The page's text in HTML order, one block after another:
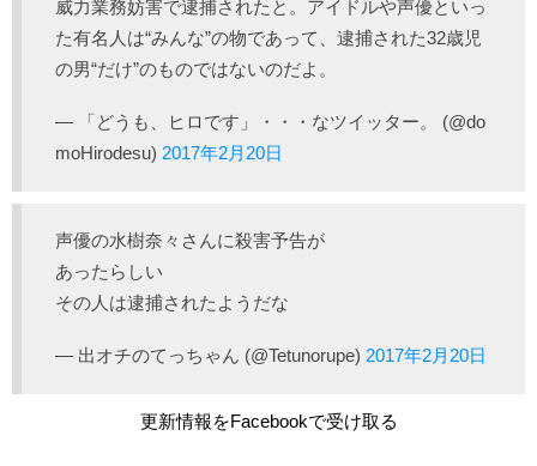
威力業務妨害で逮捕されたと。アイドルや声優といっ
た有名人は“みんな”の物であって、逮捕された32歳児
の男“だけ”のものではないのだよ。
— 「どうも、ヒロです」・・・なツイッター。 (@do
moHirodesu) 2017年2月20日
声優の水樹奈々さんに殺害予告が
あったらしい
その人は逮捕されたようだな
— 出オチのてっちゃん (@Tetunorupe) 2017年2月20日
更新情報をFacebookで受け取る